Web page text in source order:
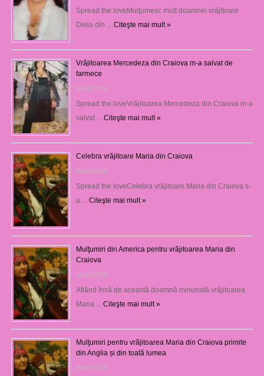
Spread the loveMulţumesc mult doamnei vrăjitoare
Delia din …Citeşte mai mult »
Vrăjitoarea Mercedeza din Craiova m-a salvat de
farmece
06/08/2026
Spread the loveVrăjitoarea Mercedeza din Craiova m-a
salvat …Citeşte mai mult »
Celebra vrăjitoare Maria din Craiova
06/08/2026
Spread the loveCelebra vrăjitoare Maria din Craiova s-
a …Citeşte mai mult »
Mulţumiri din America pentru vrăjitoarea Maria din
Craiova
31/07/2026
Aflând însă de această doamnă minunată vrăjitoarea
Maria …Citeşte mai mult »
Mulţumiri pentru vrăjitoarea Maria din Craiova primite
din Anglia și din toată lumea
29/07/2026